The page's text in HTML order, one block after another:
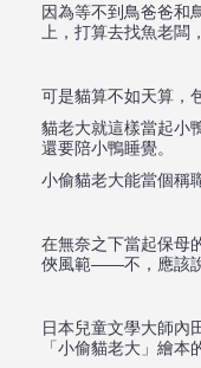
因為等不到鳥爸爸和
上，打算去找魚老闆
可是貓算不如天算，
貓老大就這樣當起小
還要陪小鴨睡覺。
小偷貓老大能當個稱
在無奈之下當起保母
俠風範——不，應該說
日本兒童文學大師內
「小偷貓老大」繪本